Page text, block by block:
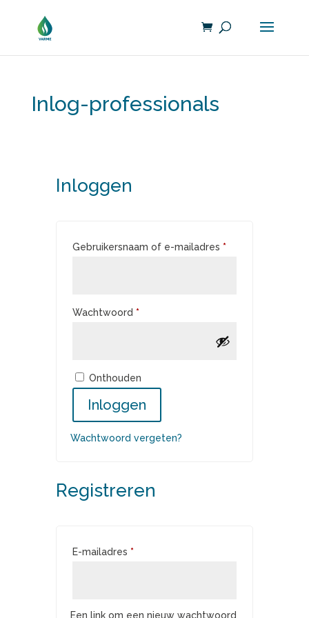
Inlog-professionals
Inloggen
Gebruikersnaam of e-mailadres *Vereist
Wachtwoord *Vereist
Onthouden
Inloggen
Wachtwoord vergeten?
Registreren
E-mailadres *Vereist
Een link om een nieuw wachtwoord